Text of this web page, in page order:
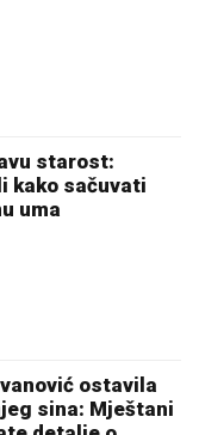
starost:
kako sačuvati
uma
ostavila
sina: Mještani